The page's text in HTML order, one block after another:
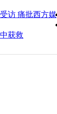
访 痛批西方媒
获救